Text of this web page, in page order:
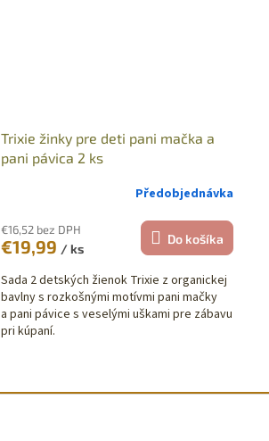
Trixie žinky pre deti pani mačka a
pani pávica 2 ks
Předobjednávka
€16,52 bez DPH
€19,99 / ks
Do košíka
Sada 2 detských žienok Trixie z organickej
bavlny s rozkošnými motívmi pani mačky
a pani pávice s veselými uškami pre zábavu
pri kúpaní.